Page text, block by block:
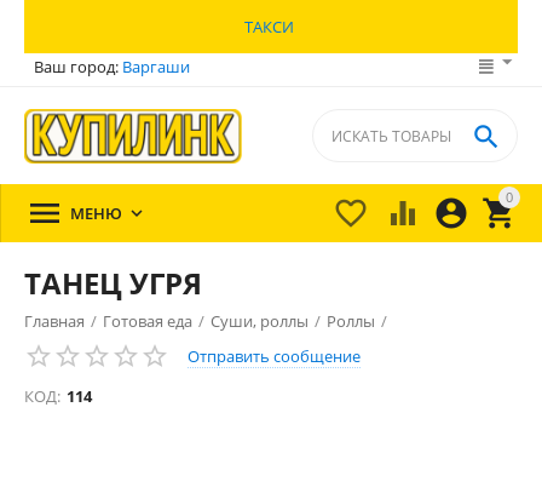
ТАКСИ
Ваш город: Варгаши
0


 

 МЕНЮ 
ТАНЕЦ УГРЯ
Главная / Готовая еда / Суши, роллы / Роллы /
Отправить сообщение
КОД: 114